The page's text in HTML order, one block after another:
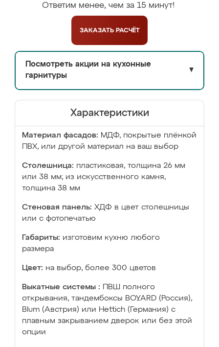
Ответим менее, чем за 15 минут!
ЗАКАЗАТЬ РАСЧЁТ
Посмотреть акции на кухонные
гарнитуры
▼
Характеристики
Материал фасадов: МДФ, покрытые плёнкой
ПВХ, или другой материал на ваш выбор
Столешница: пластиковая, толщина 26 мм
или 38 мм; из искусственного камня,
толщина 38 мм
Стеновая панель: ХДФ в цвет столешницы
или с фотопечатью
Габариты: изготовим кухню любого
размера
Цвет: на выбор, более 300 цветов
Выкатные системы :
ПВШ полного
открывания, тандембоксы BOYARD (Россия),
Blum (Австрия) или Hettich (Германия) с
плавным закрыванием дверок или без этой
опции